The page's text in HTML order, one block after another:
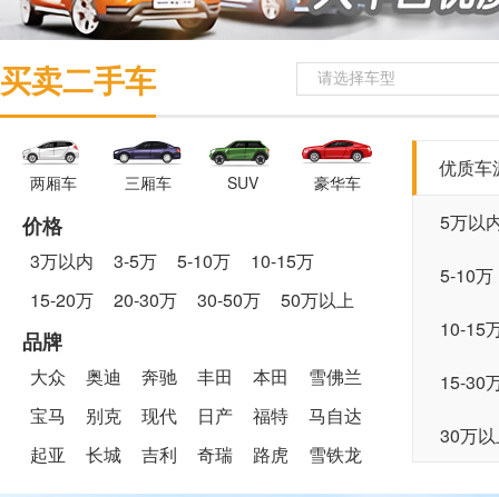
买卖二手车 请选择车型
两厢车 三厢车 SUV 豪华车
价格
3万以内 3-5万 5-10万
10-15万
15-20万
20-30万 30-50万 50万以上
品牌
大众 奥迪 奔驰 丰田 本田
雪佛兰
宝马
别克 现代 日产 福特
马自达
起亚
长城 吉利 奇瑞 路虎 雪铁龙
优质车
5万以
5-10万
10-15
15-30
30万